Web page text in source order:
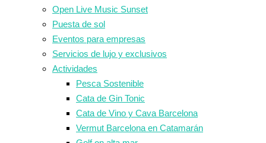
Open Live Music Sunset
Puesta de sol
Eventos para empresas
Servicios de lujo y exclusivos
Actividades
Pesca Sostenible
Cata de Gin Tonic
Cata de Vino y Cava Barcelona
Vermut Barcelona en Catamarán